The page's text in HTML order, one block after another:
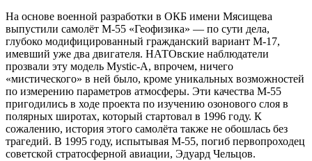
На основе военной разработки в ОКБ имени Мясищева
выпустили самолёт М-55 «Геофизика» — по сути дела,
глубоко модифицированный гражданский вариант М-17,
имевший уже два двигателя. НАТОвские наблюдатели
прозвали эту модель Mystic-A, впрочем, ничего
«мистического» в ней было, кроме уникальных возможностей
по измерению параметров атмосферы. Эти качества М-55
пригодились в ходе проекта по изучению озонового слоя в
полярных широтах, который стартовал в 1996 году. К
сожалению, история этого самолёта также не обошлась без
трагедий. В 1995 году, испытывая М-55, погиб первопроходец
советской стратосферной авиации, Эдуард Чельцов.